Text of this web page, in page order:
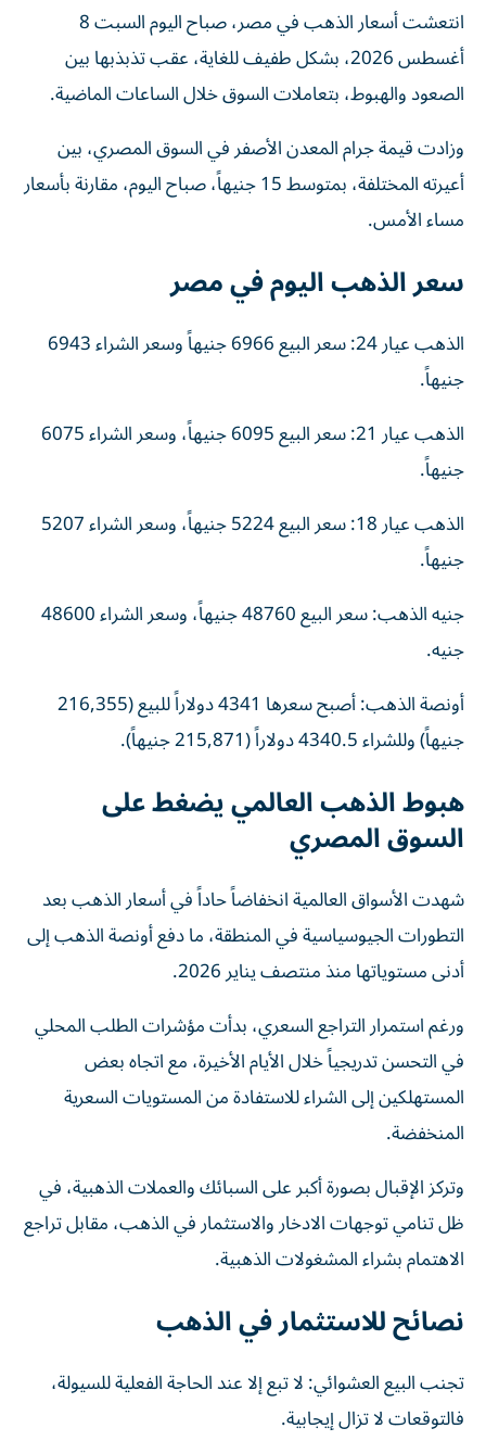
انتعشت أسعار الذهب في مصر، صباح اليوم السبت 8
أغسطس 2026، بشكل طفيف للغاية، عقب تذبذبها بين
الصعود والهبوط، بتعاملات السوق خلال الساعات الماضية.
وزادت قيمة جرام المعدن الأصفر في السوق المصري، بين
أعيرته المختلفة، بمتوسط 15 جنيهاً، صباح اليوم، مقارنة بأسعار
مساء الأمس.
سعر الذهب اليوم في مصر
الذهب عيار 24: سعر البيع 6966 جنيهاً وسعر الشراء 6943
جنيهاً.
الذهب عيار 21: سعر البيع 6095 جنيهاً، وسعر الشراء 6075
جنيهاً.
الذهب عيار 18: سعر البيع 5224 جنيهاً، وسعر الشراء 5207
جنيهاً.
جنيه الذهب: سعر البيع 48760 جنيهاً، وسعر الشراء 48600
جنيه.
أونصة الذهب: أصبح سعرها 4341 دولاراً للبيع (216,355
جنيهاً) وللشراء 4340.5 دولاراً (215,871 جنيهاً).
هبوط الذهب العالمي يضغط على
السوق المصري
شهدت الأسواق العالمية انخفاضاً حاداً في أسعار الذهب بعد
التطورات الجيوسياسية في المنطقة، ما دفع أونصة الذهب إلى
أدنى مستوياتها منذ منتصف يناير 2026.
ورغم استمرار التراجع السعري، بدأت مؤشرات الطلب المحلي
في التحسن تدريجياً خلال الأيام الأخيرة، مع اتجاه بعض
المستهلكين إلى الشراء للاستفادة من المستويات السعرية
المنخفضة.
وتركز الإقبال بصورة أكبر على السبائك والعملات الذهبية، في
ظل تنامي توجهات الادخار والاستثمار في الذهب، مقابل تراجع
الاهتمام بشراء المشغولات الذهبية.
نصائح للاستثمار في الذهب
تجنب البيع العشوائي: لا تبع إلا عند الحاجة الفعلية للسيولة،
فالتوقعات لا تزال إيجابية.